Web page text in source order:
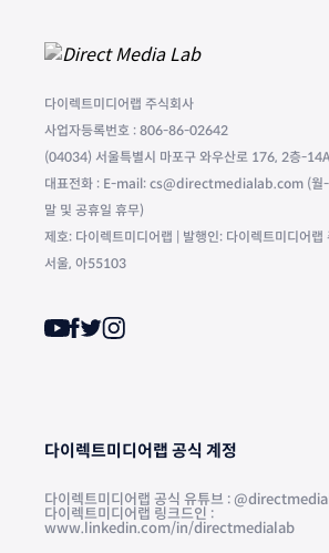
다이렉트미디어랩 주식회사
사업자등록번호 : 806-86-02642
(04034) 서울특별시 마포구 와우산로 176, 2층-14A
대표전화 : E-mail: cs@directmedialab.com (월
말 및 공휴일 휴무)
제호: 다이렉트미디어랩 | 발행인: 다이렉트미디어랩
서울, 아55103
다이렉트미디어랩 공식 계정
다이렉트미디어랩 공식 유튜브 :
다이렉트미디어랩 링크드인 :
www.linkedin.com/in/directmedialab